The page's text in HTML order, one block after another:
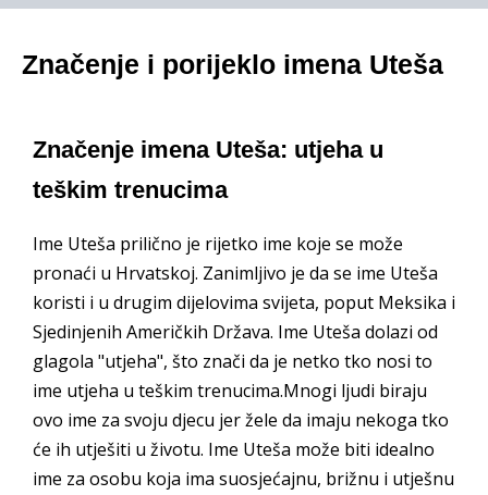
Značenje i porijeklo imena Uteša
Značenje imena Uteša: utjeha u
teškim trenucima
Ime Uteša prilično je rijetko ime koje se može
pronaći u Hrvatskoj. Zanimljivo je da se ime Uteša
koristi i u drugim dijelovima svijeta, poput Meksika i
Sjedinjenih Američkih Država. Ime Uteša dolazi od
glagola "utjeha", što znači da je netko tko nosi to
ime utjeha u teškim trenucima.Mnogi ljudi biraju
ovo ime za svoju djecu jer žele da imaju nekoga tko
će ih utješiti u životu. Ime Uteša može biti idealno
ime za osobu koja ima suosjećajnu, brižnu i utješnu